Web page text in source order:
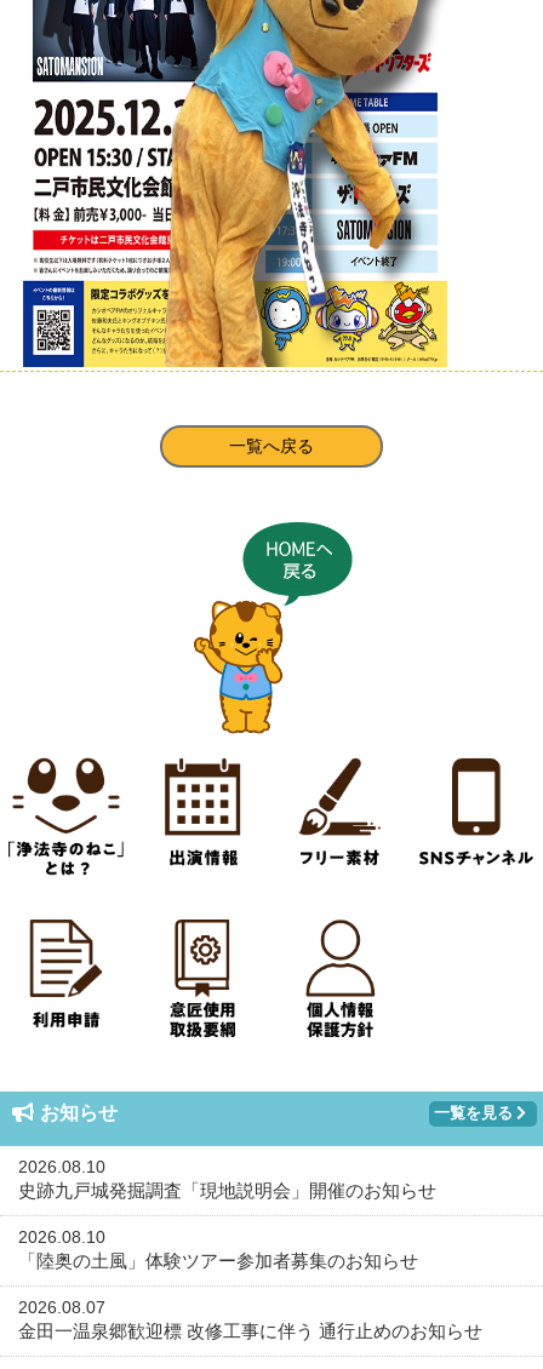
一覧へ戻る
お知らせ 一覧を見る
2026.08.10
史跡九戸城発掘調査「現地説明会」開催のお知らせ
2026.08.10
「陸奥の土風」体験ツアー参加者募集のお知らせ
2026.08.07
金田一温泉郷歓迎標 改修工事に伴う 通行止めのお知らせ